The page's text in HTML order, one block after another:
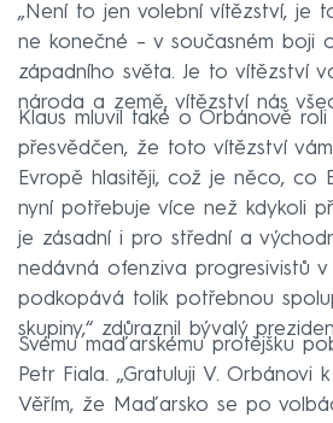
„Není to jen volební vítězství, je
ne konečné – v současném boji
západního světa. Je to vítězství
národa a země, vítězství nás
Klaus mluvil také o Orbánově roli
přesvědčen, že toto vítězství
Evropě hlasitěji, což je něco, co
nyní potřebuje více než kdykoli
je zásadní i pro střední a
nedávná ofenziva progresivistů v
podkopává tolik potřebnou
skupiny,“ zdůraznil bývalý
Svému maďarskému protějšku
Petr Fiala. „Gratuluji V. Orbánovi
Věřím, že Maďarsko se po